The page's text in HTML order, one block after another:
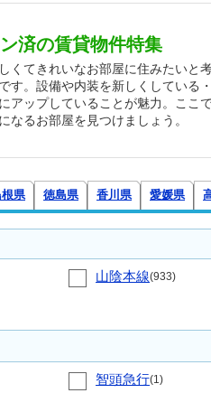
済の賃貸物件特集
くてきれいなお部屋に住みたいと
す。設備や内装を新しくしている
アップしていることが魅力。ここ
なるお部屋を見つけましょう。
県 徳島県 香川県 愛媛県
山陰本線(933)
智頭急行(1)